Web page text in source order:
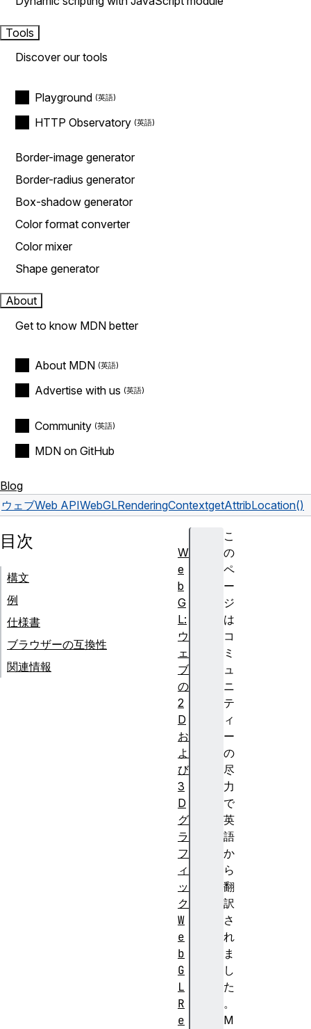
Tools
Discover our tools
Playground
HTTP Observatory
Border-image generator
Border-radius generator
Box-shadow generator
Color format converter
Color mixer
Shape generator
About
Get to know MDN better
About MDN
Advertise with us
Community
MDN on GitHub
Blog
ウェブWeb APIWebGLRenderingContextgetAttribLocation()
こ
の
ペ
ー
ジ
は
コ
ミ
ュ
ニ
テ
ィ
ー
の
尽
力
で
英
語
か
ら
翻
訳
さ
れ
ま
し
た
。
M
目次
構文
例
仕様書
ブラウザーの互換性
関連情報
W
e
b
G
L:
ウ
ェ
ブ
の
2
D
お
よ
び
3
D
グ
ラ
フ
ィ
ッ
ク
W
e
b
G
L
R
e